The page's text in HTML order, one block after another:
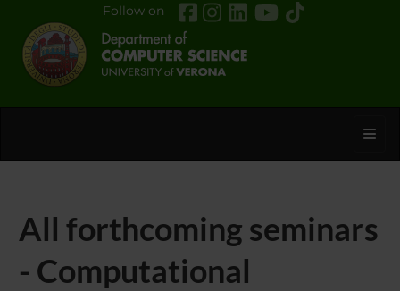
Follow on
All forthcoming seminars
- Computational